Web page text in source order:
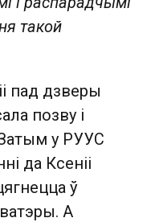
такой
пад дзверы
позву і
Затым у РУУС
да Ксеніі
ў
А